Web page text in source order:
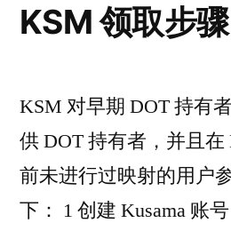
KSM 领取步骤
KSM 对早期 DOT 持有
供 DOT 持有者，并且在
前未进行过映射的用户
下： 1 创建 Kusama 账